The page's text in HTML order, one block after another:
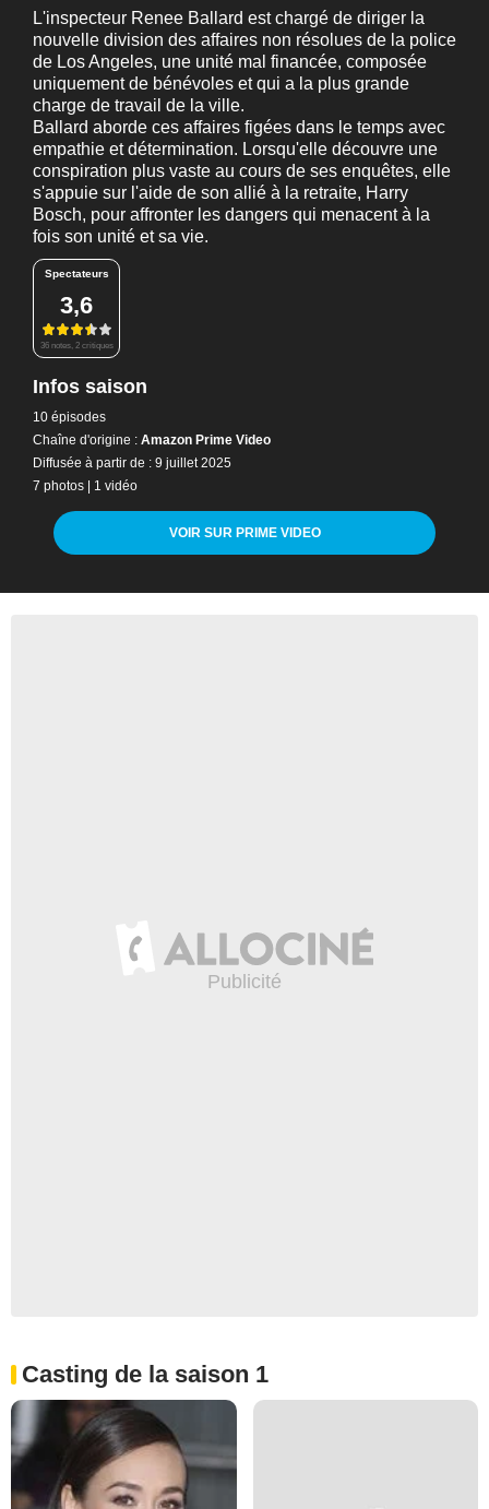
L'inspecteur Renee Ballard est chargé de diriger la
nouvelle division des affaires non résolues de la police
de Los Angeles, une unité mal financée, composée
uniquement de bénévoles et qui a la plus grande
charge de travail de la ville.
Ballard aborde ces affaires figées dans le temps avec
empathie et détermination. Lorsqu'elle découvre une
conspiration plus vaste au cours de ses enquêtes, elle
s'appuie sur l'aide de son allié à la retraite, Harry
Bosch, pour affronter les dangers qui menacent à la
fois son unité et sa vie.
Spectateurs
3,6
36 notes, 2 critiques
Infos saison
10 épisodes
Chaîne d'origine : Amazon Prime Video
Diffusée à partir de : 9 juillet 2025
7 photos | 1 vidéo
VOIR SUR PRIME VIDEO
Casting de la saison 1